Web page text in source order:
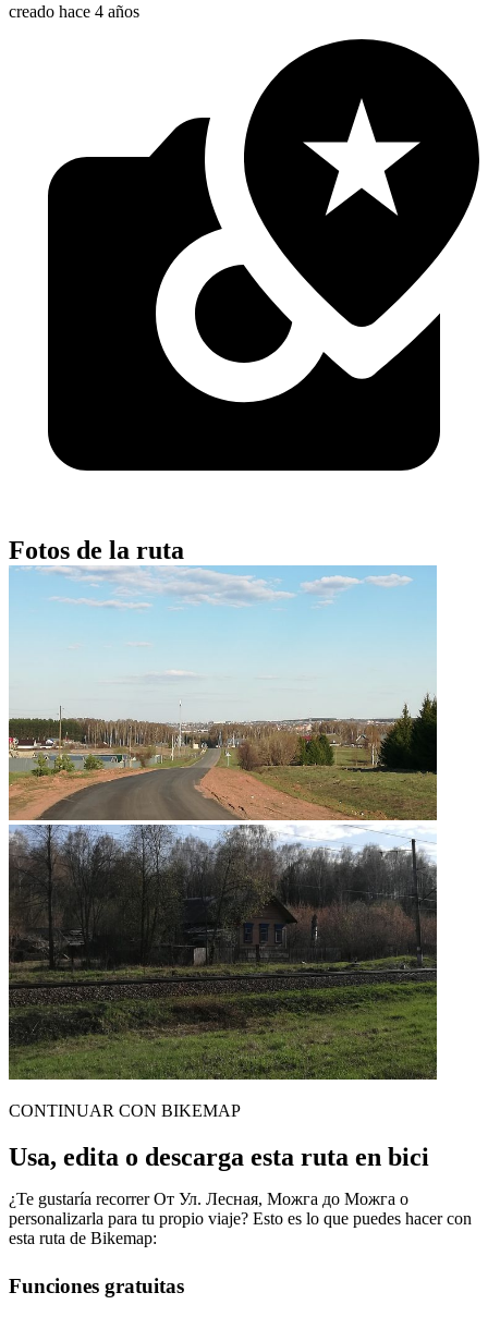
creado hace 4 años
Fotos de la ruta
CONTINUAR CON BIKEMAP
Usa, edita o descarga esta ruta en bici
¿Te gustaría recorrer От Ул. Лесная, Можга до Можга o
personalizarla para tu propio viaje? Esto es lo que puedes hacer con
esta ruta de Bikemap:
Funciones gratuitas